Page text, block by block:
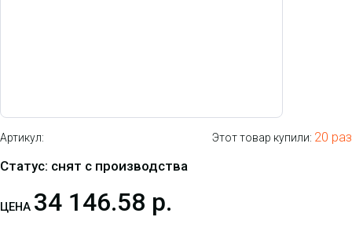
Артикул:
Статус: снят с производства
Этот товар купили: 20 раз
ЦЕНА 34 146.58 р.